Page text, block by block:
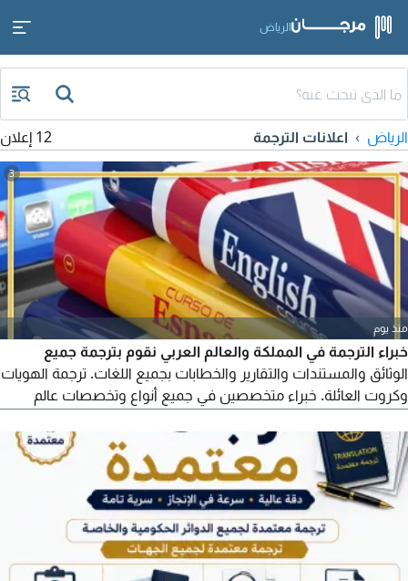
الرياض
الرياض اعلانات الترجمة 12 إعلان
3
منذ يوم
خبراء الترجمة في المملكة والعالم العربي نقوم بترجمة جميع
الوثائق والمستندات والتقارير والخطابات بجميع اللغات. ترجمة الهويات
وكروت العائلة. خبراء متخصصين في جميع أنواع وتخصصات عالم